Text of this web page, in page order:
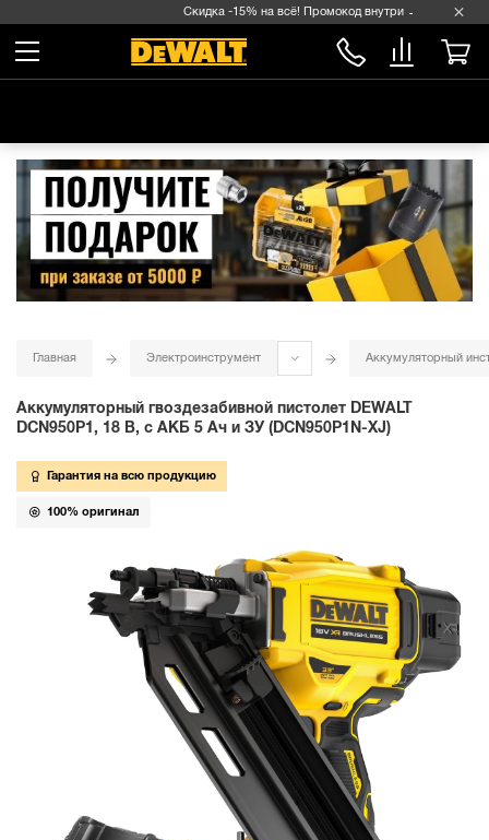
Скидка -15% на всё! Промокод внутри →
Главная Электроинструмент Аккумуляторный
Аккумуляторный гвоздезабивной пистолет DEWALT
DCN950P1, 18 В, с АКБ 5 Ач и ЗУ (DCN950P1N-XJ)
Гарантия на всю продукцию
100% оригинал